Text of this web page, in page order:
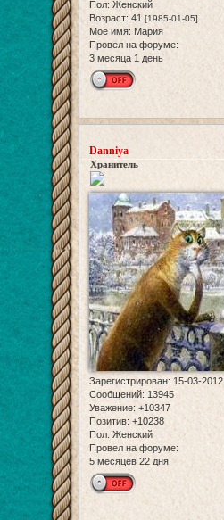
Пол: Женский
Возраст: 41[1985-01-05]
Мое имя: Мария
Провел на форуме:
3 месяца 1 день
Danniya
Хранитель
Зарегистрирован: 15-03-2012
Сообщений: 13945
Уважение: +10347
Позитив: +10238
Пол: Женский
Провел на форуме:
5 месяцев 22 дня